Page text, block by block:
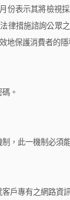
份表示其將檢視
律措施諮詢公眾
地保護消費者的
。
制，此一機制必須
客戶專有之網路資